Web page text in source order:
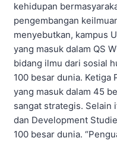
kehidupan
pengembangan
menyebutkan, kampus
yang masuk dalam QS
bidang ilmu dari sosial
100 besar dunia.
yang masuk dalam 45
sangat strategis. Selain
dan Development
100 besar dunia.